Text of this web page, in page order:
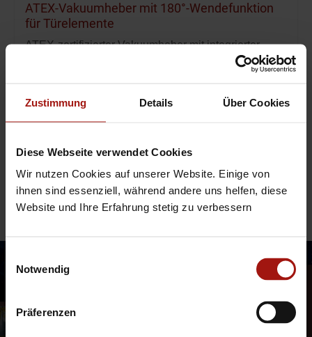
Zustimmung Details Über Cookies
Diese Webseite verwendet Cookies
Wir nutzen Cookies auf unserer Website. Einige von
ihnen sind essenziell, während andere uns helfen, diese
Website und Ihre Erfahrung stetig zu verbessern
Notwendig
Präferenzen
ATEX-Vakuumheber mit 180°-Wendefunktion
für Türelemente
ATEX-zertifizierter Vakuumheber mit integrierter
180°-Wendefunktion für explosionsgefährdete
Mehr erfahren